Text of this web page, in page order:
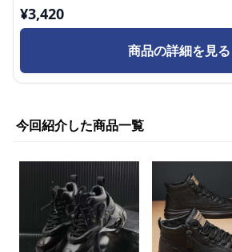
¥3,420
商品の詳細を見る
今回紹介した商品一覧